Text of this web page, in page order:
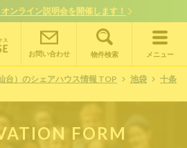
明会を開催します！
お問い合わせ 物件検索 メニュー
台）のシェアハウス情報 TOP 池袋
十条
FORM